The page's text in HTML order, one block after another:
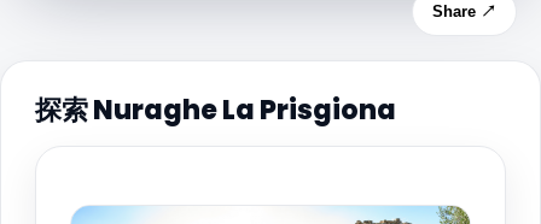
Share ↗
探索 Nuraghe La Prisgiona